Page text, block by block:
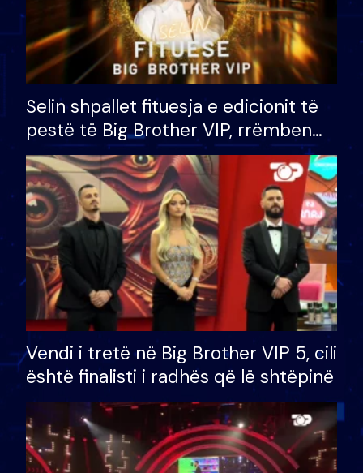
Selin shpallet fituesja e edicionit të
pestë të Big Brother VIP, rrëmben
çmimin e madh prej 100 mijë eurosh
Vendi i tretë në Big Brother VIP 5, cili
është finalisti i radhës që lë shtëpinë